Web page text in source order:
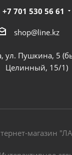
+7 701 530 56 61
shop@line.kz
ул. Пушкина, 5
Целинный, 15/1)
магазин